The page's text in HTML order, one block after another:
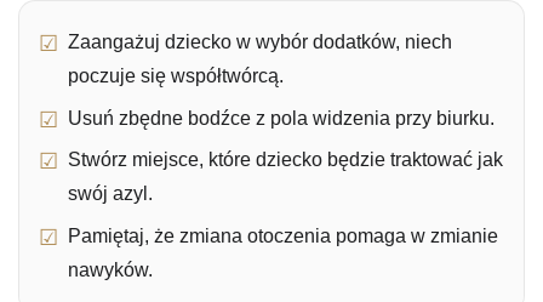
Zaangażuj dziecko w wybór dodatków, niech
poczuje się współtwórcą.
Usuń zbędne bodźce z pola widzenia przy biurku.
Stwórz miejsce, które dziecko będzie traktować jak
swój azyl.
Pamiętaj, że zmiana otoczenia pomaga w zmianie
nawyków.